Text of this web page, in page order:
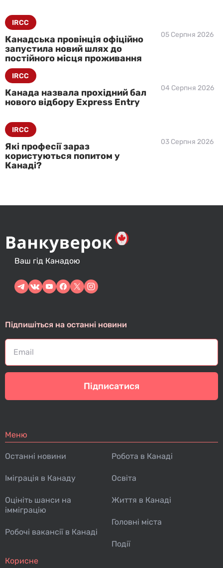
Канадська провінція офіційно
запустила новий шлях до
постійного місця проживання
05 Серпня 2026
IRCC
Канада назвала прохідний бал
нового відбору Express Entry
04 Серпня 2026
IRCC
Які професії зараз
користуються попитом у
Канаді?
03 Серпня 2026
IRCC
Ваш гід Канадою
Підпишіться на останні новини
Підписатися
Меню
Останні новини
Іміграція в Канаду
Оцініть шанси на
імміграцію
Робочі вакансії в Канаді
Робота в Канаді
Освіта
Життя в Канаді
Головні міста
Події
Корисне